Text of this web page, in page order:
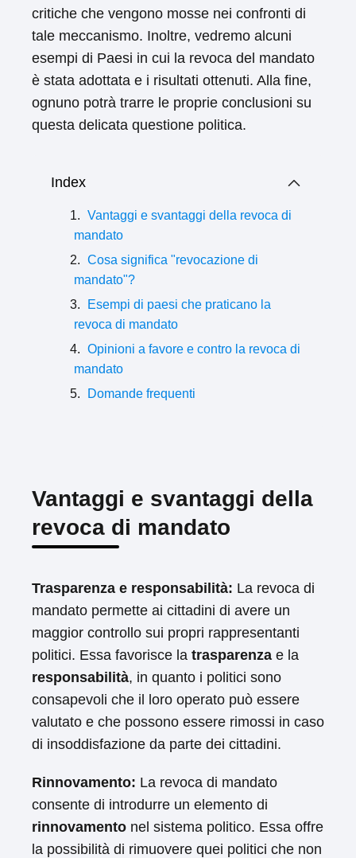
critiche che vengono mosse nei confronti di
tale meccanismo. Inoltre, vedremo alcuni
esempi di Paesi in cui la revoca del mandato
è stata adottata e i risultati ottenuti. Alla fine,
ognuno potrà trarre le proprie conclusioni su
questa delicata questione politica.
Index
Vantaggi e svantaggi della revoca di
mandato
Cosa significa "revocazione di
mandato"?
Esempi di paesi che praticano la
revoca di mandato
Opinioni a favore e contro la revoca di
mandato
Domande frequenti
Vantaggi e svantaggi della
revoca di mandato
Trasparenza e responsabilità: La revoca di
mandato permette ai cittadini di avere un
maggior controllo sui propri rappresentanti
politici. Essa favorisce la trasparenza e la
responsabilità, in quanto i politici sono
consapevoli che il loro operato può essere
valutato e che possono essere rimossi in caso
di insoddisfazione da parte dei cittadini.
Rinnovamento: La revoca di mandato
consente di introdurre un elemento di
rinnovamento nel sistema politico. Essa offre
la possibilità di rimuovere quei politici che non